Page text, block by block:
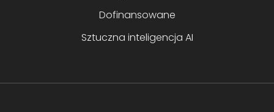
Dofinansowane
Sztuczna inteligencja AI